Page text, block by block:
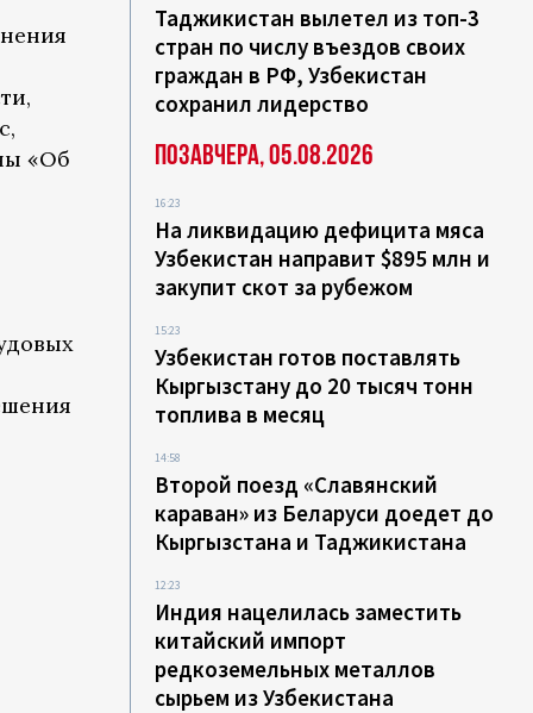
«Об
Таджикистан вылетел из топ-3
стран по числу въездов своих
граждан в РФ, Узбекистан
сохранил лидерство
Позавчера, 05.08.2026
16:23
На ликвидацию дефицита мяса
Узбекистан направит $895 млн и
закупит скот за рубежом
15:23
Узбекистан готов поставлять
Кыргызстану до 20 тысяч тонн
топлива в месяц
14:58
Второй поезд «Славянский
караван» из Беларуси доедет до
Кыргызстана и Таджикистана
12:23
Индия нацелилась заместить
китайский импорт
редкоземельных металлов
сырьем из Узбекистана